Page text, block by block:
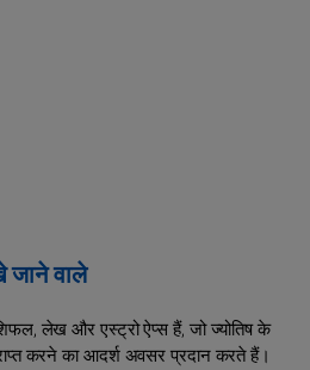
जाने वाले
लेख और एस्ट्रो ऐप्स हैं, जो ज्योतिष के
करने का आदर्श अवसर प्रदान करते हैं।